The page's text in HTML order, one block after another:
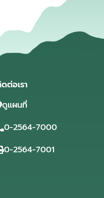
ต่อเรา
ดูแผนที่
0-2564-7000
0-2564-7001